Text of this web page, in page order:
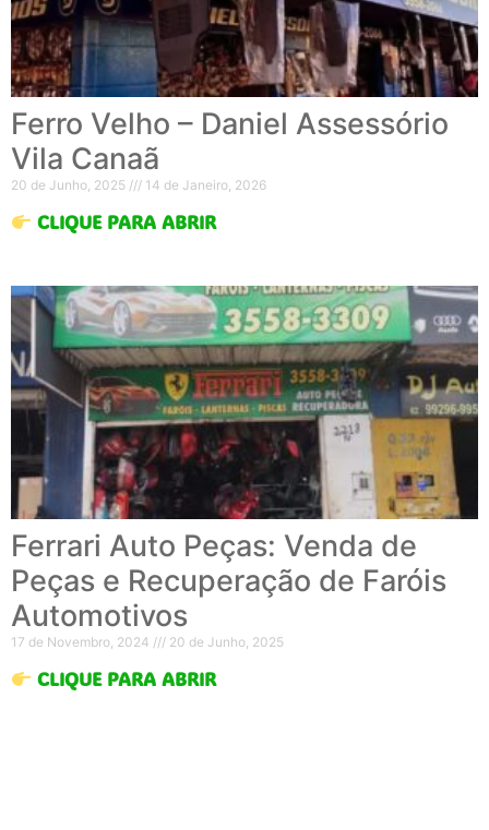
Ferro Velho – Daniel Assessório
Vila Canaã
20 de Junho, 2025 14 de Janeiro, 2026
CLIQUE PARA ABRIR
Ferrari Auto Peças: Venda de
Peças e Recuperação de Faróis
Automotivos
17 de Novembro, 2024 20 de Junho, 2025
CLIQUE PARA ABRIR